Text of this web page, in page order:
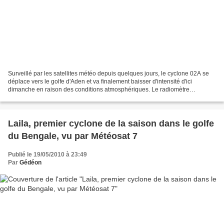
Surveillé par les satellites météo depuis quelques jours, le cyclone 02A se
déplace vers le golfe d'Aden et va finalement baisser d'intensité d'ici
dimanche en raison des conditions atmosphériques. Le radiomètre
Laila, premier cyclone de la saison dans le golfe
du Bengale, vu par Météosat 7
Publié le 19/05/2010 à 23:49
Par Gédéon